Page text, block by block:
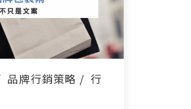
品牌行銷策略
行